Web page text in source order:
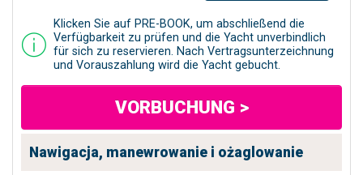
Klicken Sie auf PRE-BOOK, um abschließend die
Verfügbarkeit zu prüfen und die Yacht unverbindlich
für sich zu reservieren. Nach Vertragsunterzeichnung
und Vorauszahlung wird die Yacht gebucht.
VORBUCHUNG >
Nawigacja, manewrowanie i ożaglowanie